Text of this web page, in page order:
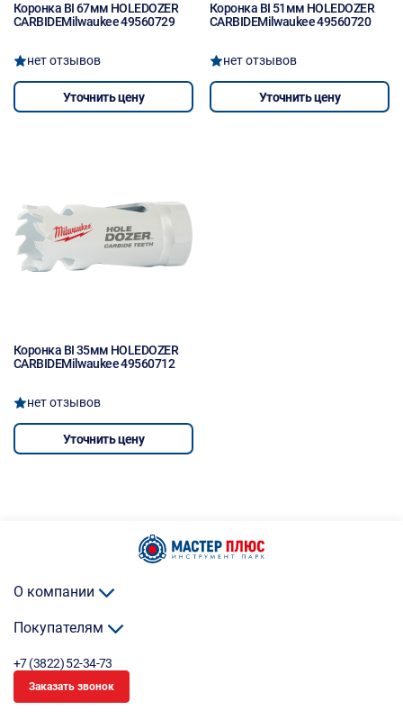
Коронка BI 67мм HOLEDOZER
CARBIDEMilwaukee 49560729
нет отзывов
Уточнить цену
Коронка BI 51мм HOLEDOZER
CARBIDEMilwaukee 49560720
нет отзывов
Уточнить цену
Коронка BI 35мм HOLEDOZER
CARBIDEMilwaukee 49560712
нет отзывов
Уточнить цену
О компании
Покупателям
+7 (3822) 52-34-73
Заказать звонок